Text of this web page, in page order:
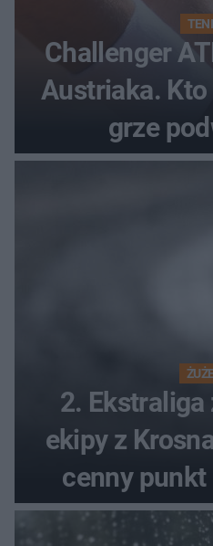
Challenger
Austriaka.
grze
2.
ekipy z
cenny